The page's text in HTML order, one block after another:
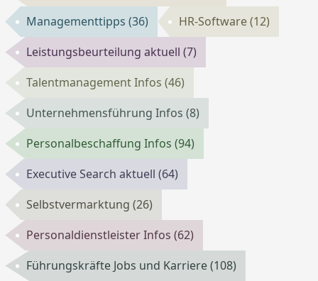
Managementtipps(36) HR-Software(12)
Leistungsbeurteilung aktuell(7)
Talentmanagement Infos(46)
Unternehmensführung Infos(8)
Personalbeschaffung Infos(94)
Executive Search aktuell(64)
Selbstvermarktung(26)
Personaldienstleister Infos(62)
Führungskräfte Jobs und Karriere(108)